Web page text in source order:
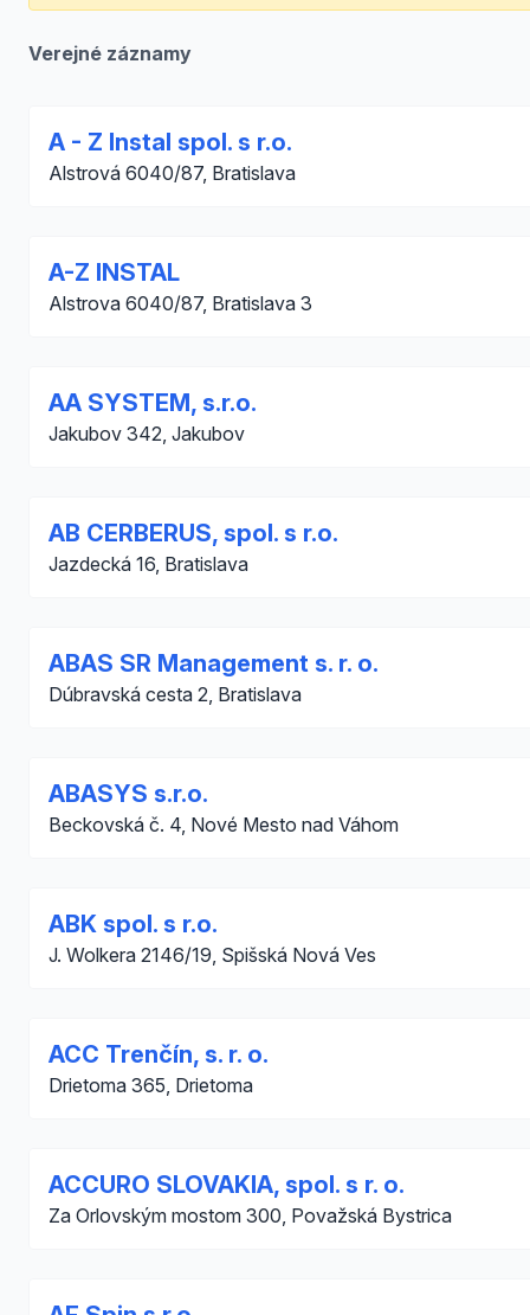
Verejné záznamy
A - Z Instal spol. s r.o.
Alstrová 6040/87, Bratislava
A-Z INSTAL
Alstrova 6040/87, Bratislava 3
AA SYSTEM, s.r.o.
Jakubov 342, Jakubov
AB CERBERUS, spol. s r.o.
Jazdecká 16, Bratislava
ABAS SR Management s. r. o.
Dúbravská cesta 2, Bratislava
ABASYS s.r.o.
Beckovská č. 4, Nové Mesto nad Váhom
ABK spol. s r.o.
J. Wolkera 2146/19, Spišská Nová Ves
ACC Trenčín, s. r. o.
Drietoma 365, Drietoma
ACCURO SLOVAKIA, spol. s r. o.
Za Orlovským mostom 300, Považská Bystrica